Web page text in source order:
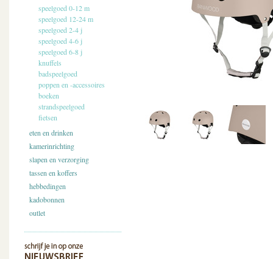
speelgoed 0-12 m
speelgoed 12-24 m
speelgoed 2-4 j
speelgoed 4-6 j
speelgoed 6-8 j
knuffels
badspeelgoed
poppen en -accessoires
boeken
strandspeelgoed
fietsen
eten en drinken
kamerinrichting
slapen en verzorging
tassen en koffers
hebbedingen
kadobonnen
outlet